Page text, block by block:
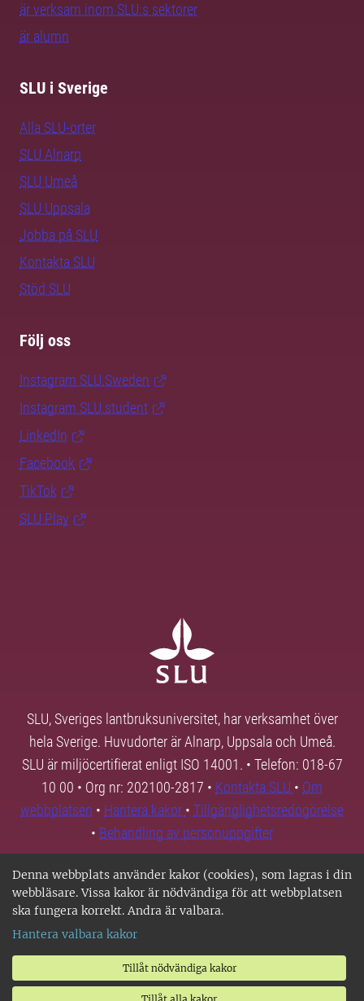
Denna webbplats använder kakor (cookies), som lagras i din
webbläsare. Vissa kakor är nödvändiga för att webbplatsen
ska fungera korrekt. Andra är valbara.
Hantera valbara kakor
Tillåt nödvändiga kakor
är verksam inom SLU:s sektorer
är alumn
SLU i Sverige
Alla SLU-orter
SLU Alnarp
SLU Umeå
SLU Uppsala
Jobba på SLU
Kontakta SLU
Stöd SLU
Följ oss
Instagram SLU.Sweden
Instagram SLU.student
LinkedIn
Facebook
TikTok
SLU Play
SLU, Sveriges lantbruksuniversitet, har verksamhet över
hela Sverige. Huvudorter är Alnarp, Uppsala och Umeå.
SLU är miljöcertifierat enligt ISO 14001. • Telefon: 018-67
10 00 • Org nr: 202100-2817 • Kontakta SLU • Om
webbplatsen • Hantera kakor • Tillgänglighetsredogörelse
• Behandling av personuppgifter